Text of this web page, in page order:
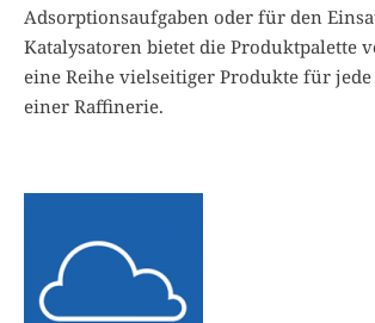
Adsorptionsaufgaben oder für den
Katalysatoren bietet die Produktpalette
eine Reihe vielseitiger Produkte für
einer Raffinerie.